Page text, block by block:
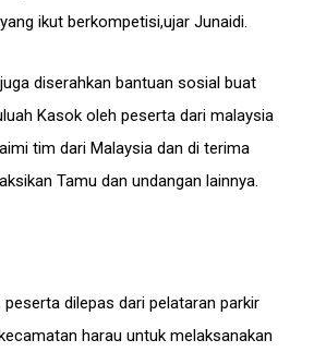
ikut berkompetisi,ujar Junaidi.
diserahkan bantuan sosial buat
Kasok oleh peserta dari malaysia
tim dari Malaysia dan di terima
Tamu dan undangan lainnya.
peserta dilepas dari pelataran parkir
harau untuk melaksanakan